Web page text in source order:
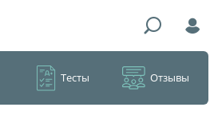
Тесты Отзывы